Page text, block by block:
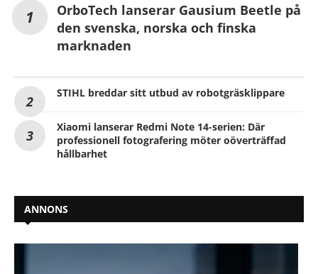
OrboTech lanserar Gausium Beetle på
den svenska, norska och finska
marknaden
STIHL breddar sitt utbud av robotgräsklippare
Xiaomi lanserar Redmi Note 14-serien: Där
professionell fotografering möter oöverträffad
hållbarhet
ANNONS